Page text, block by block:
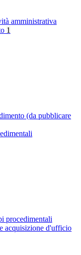
amministrativa
1
(da pubblicare
procedimentali
acquisizione d'ufficio